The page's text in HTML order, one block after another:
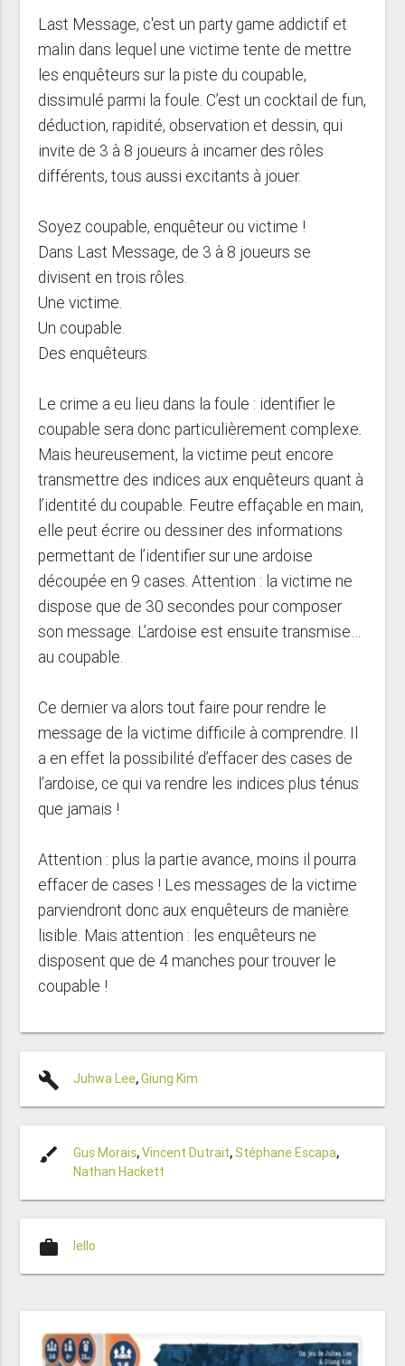
Last Message, c'est un party game addictif et
malin dans lequel une victime tente de mettre
les enquêteurs sur la piste du coupable,
dissimulé parmi la foule. C’est un cocktail de fun,
déduction, rapidité, observation et dessin, qui
invite de 3 à 8 joueurs à incarner des rôles
différents, tous aussi excitants à jouer.
Soyez coupable, enquêteur ou victime !
Dans Last Message, de 3 à 8 joueurs se
divisent en trois rôles.
Une victime.
Un coupable.
Des enquêteurs.
Le crime a eu lieu dans la foule : identifier le
coupable sera donc particulièrement complexe.
Mais heureusement, la victime peut encore
transmettre des indices aux enquêteurs quant à
l’identité du coupable. Feutre effaçable en main,
elle peut écrire ou dessiner des informations
permettant de l’identifier sur une ardoise
découpée en 9 cases. Attention : la victime ne
dispose que de 30 secondes pour composer
son message. L’ardoise est ensuite transmise…
au coupable.
Ce dernier va alors tout faire pour rendre le
message de la victime difficile à comprendre. Il
a en effet la possibilité d’effacer des cases de
l’ardoise, ce qui va rendre les indices plus ténus
que jamais !
Attention : plus la partie avance, moins il pourra
effacer de cases ! Les messages de la victime
parviendront donc aux enquêteurs de manière
lisible. Mais attention : les enquêteurs ne
disposent que de 4 manches pour trouver le
coupable !
build Juhwa Lee,Giung Kim
brush Gus Morais,Vincent Dutrait,Stéphane Escapa,
Nathan Hackett
work Iello